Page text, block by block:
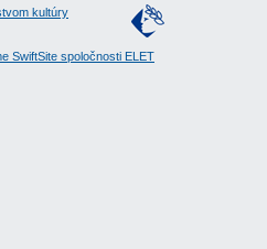
kultúry
SwiftSite spoločnosti ELET